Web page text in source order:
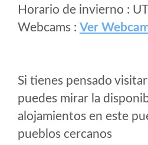
Horario de invierno :
Webcams : Ver
Si tienes pensado
puedes mirar la
alojamientos en este
pueblos cercanos